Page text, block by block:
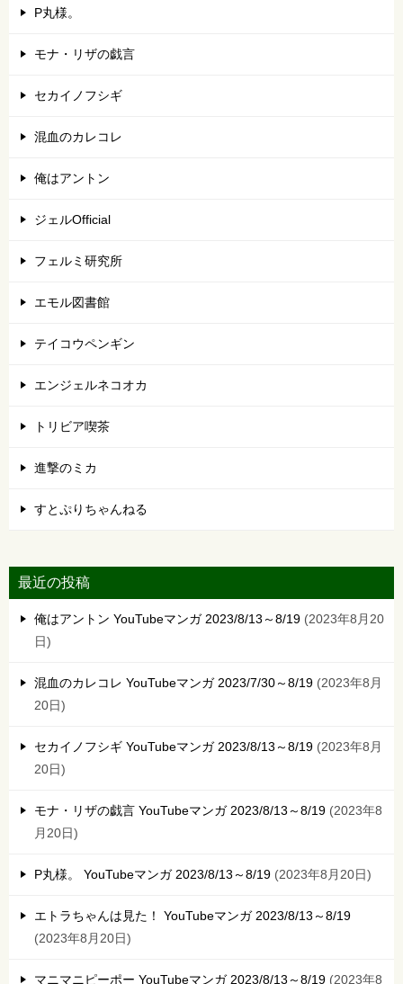
P丸様。
モナ・リザの戯言
セカイノフシギ
混血のカレコレ
俺はアントン
ジェルOfficial
フェルミ研究所
エモル図書館
テイコウペンギン
エンジェルネコオカ
トリビア喫茶
進撃のミカ
すとぷりちゃんねる
最近の投稿
俺はアントン YouTubeマンガ 2023/8/13～8/19 2023年8月20
日
混血のカレコレ YouTubeマンガ 2023/7/30～8/19 2023年8月
20日
セカイノフシギ YouTubeマンガ 2023/8/13～8/19 2023年8月
20日
モナ・リザの戯言 YouTubeマンガ 2023/8/13～8/19 2023年8
月20日
P丸様。 YouTubeマンガ 2023/8/13～8/19 2023年8月20日
エトラちゃんは見た！ YouTubeマンガ 2023/8/13～8/19
2023年8月20日
マニマニピーポー YouTubeマンガ 2023/8/13～8/19 2023年8